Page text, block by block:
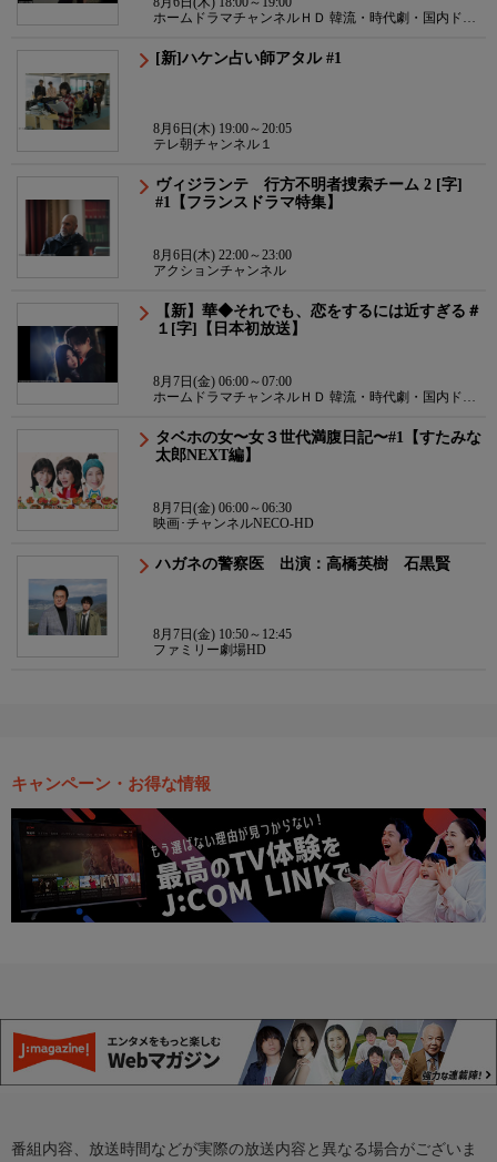
ホームドラマチャンネルＨＤ 韓流・時代劇・国内ドラ
[新]ハケン占い師アタル #1
8月6日(木) 19:00～20:05
テレ朝チャンネル１
ヴィジランテ 行方不明者捜索チーム 2 [字]
#1【フランスドラマ特集】
8月6日(木) 22:00～23:00
アクションチャンネル
【新】華◆それでも、恋をするには近すぎる＃
１[字]【日本初放送】
8月7日(金) 06:00～07:00
ホームドラマチャンネルＨＤ 韓流・時代劇・国内ドラ
タベホの女〜女３世代満腹日記〜#1【すたみな
太郎NEXT編】
8月7日(金) 06:00～06:30
映画･チャンネルNECO-HD
ハガネの警察医 出演：高橋英樹 石黒賢
8月7日(金) 10:50～12:45
ファミリー劇場HD
キャンペーン・お得な情報
番組内容、放送時間などが実際の放送内容と異なる場合がございま